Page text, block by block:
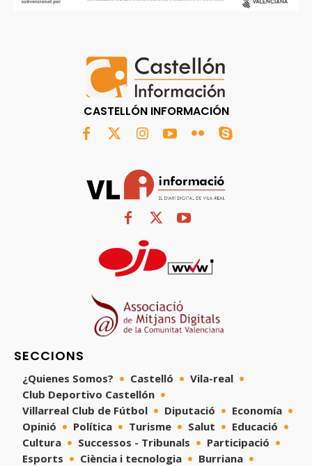
CASTELLÓN INFORMACIÓN
SECCIONS
¿Quienes Somos? Castelló
Vila-real
Club Deportivo Castellón
Villarreal Club de Fútbol
Diputació
Economía
Opinió
Política Turisme Salut
Educació
Cultura
Successos - Tribunals
Participació
Esports
Ciència i tecnologia
Burriana